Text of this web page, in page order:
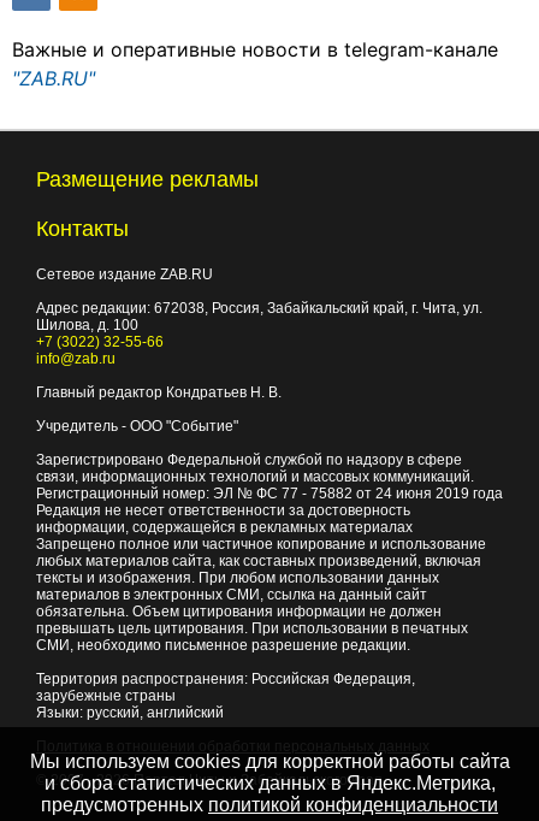
Важные и оперативные новости в telegram-канале
"ZAB.RU"
Размещение рекламы
Контакты
Сетевое издание ZAB.RU
Адрес редакции: 672038, Россия, Забайкальский край, г. Чита, ул.
Шилова, д. 100
+7 (3022) 32-55-66
info@zab.ru
Главный редактор Кондратьев Н. В.
Учредитель - ООО "Событие"
Зарегистрировано Федеральной службой по надзору в сфере
связи, информационных технологий и массовых коммуникаций.
Регистрационный номер: ЭЛ № ФС 77 - 75882 от 24 июня 2019 года
Редакция не несет ответственности за достоверность
информации, содержащейся в рекламных материалах
Запрещено полное или частичное копирование и использование
любых материалов сайта, как составных произведений, включая
тексты и изображения. При любом использовании данных
материалов в электронных СМИ, ссылка на данный сайт
обязательна. Объем цитирования информации не должен
превышать цель цитирования. При использовании в печатных
СМИ, необходимо письменное разрешение редакции.
Территория распространения: Российская Федерация,
зарубежные страны
Языки: русский, английский
© 2007 - 2026Портал Читы и Забайкальского края
Мы используем cookies для корректной работы сайта
и сбора статистических данных в Яндекс.Метрика,
предусмотренных политикой конфиденциальности